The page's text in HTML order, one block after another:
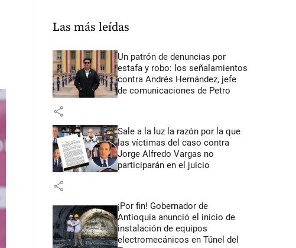
Las más leídas
Un patrón de denuncias por
estafa y robo: los señalamientos
contra Andrés Hernández, jefe
de comunicaciones de Petro
share
Sale a la luz la razón por la que
las víctimas del caso contra
Jorge Alfredo Vargas no
participarán en el juicio
share
¡Por fin! Gobernador de
Antioquia anunció el inicio de
instalación de equipos
electromecánicos en Túnel del